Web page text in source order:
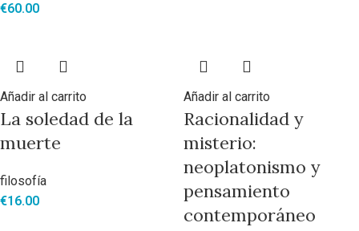
€60.00
Añadir al carrito
La soledad de la
muerte
filosofía
€16.00
Añadir al carrito
Racionalidad y
misterio:
neoplatonismo y
pensamiento
contemporáneo